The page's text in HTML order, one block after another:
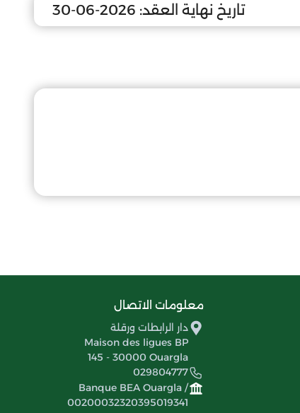
تاريخ نهاية العقد: 2026-06-30
معلومات الاتصال
دار الرابطات ورقلة
Maison des ligues BP
145 - 30000 Ouargla
029804777
Banque BEA Ouargla /
00200032320395019341